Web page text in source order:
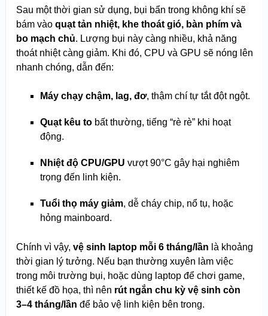
Sau một thời gian sử dụng, bụi bẩn trong không khí sẽ
bám vào quạt tản nhiệt, khe thoát gió, bàn phím và
bo mạch chủ. Lượng bụi này càng nhiều, khả năng
thoát nhiệt càng giảm. Khi đó, CPU và GPU sẽ nóng lên
nhanh chóng, dẫn đến:
Máy chạy chậm, lag, đơ, thậm chí tự tắt đột ngột.
Quạt kêu tobất thường, tiếng “rè rè” khi hoạt
động.
Nhiệt độ CPU/GPU vượt 90°C gây hại nghiêm
trọng đến linh kiện.
Tuổi thọ máy giảm, dễ cháy chip, nổ tụ, hoặc
hỏng mainboard.
Chính vì vậy, vệ sinh laptop mỗi 6 tháng/lần là khoảng
thời gian lý tưởng. Nếu bạn thường xuyên làm việc
trong môi trường bụi, hoặc dùng laptop để chơi game,
thiết kế đồ họa, thì nên rút ngắn chu kỳ vệ sinh còn
3–4 tháng/lần để bảo vệ linh kiện bên trong.